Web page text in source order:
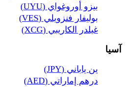
بيزو أوروغواي (UYU)
بوليفار فنزويلي (VES)
غيلدر الكاريبي (XCG)
آسيا
ين ياباني (JPY)
درهم إماراتي (AED)